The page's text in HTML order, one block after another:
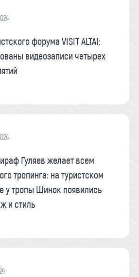
форума VISIT ALTAI:
видеозаписи четырех
Гуляев желает всем
тропинга: на туристском
у тропы Шинок появились
и стиль